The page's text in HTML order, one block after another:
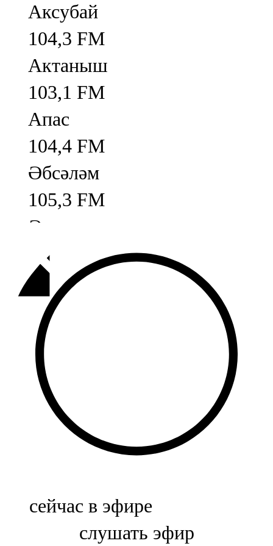
Аксубай
104,3 FM
Актаныш
103,1 FM
Апас
104,4 FM
Әбсәләм
105,3 FM
Әлмәт
92,9 FM
Базарлы матак
107,1 FM
Балык бистәсе
104,9 FM
Баулы
107,5 FM
Биләр
Болгар
сейчас в эфире
слушать эфир